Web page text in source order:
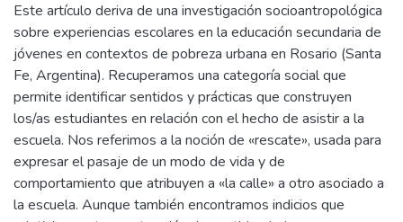
Este artículo deriva de una investigación socioantropológica
sobre experiencias escolares en la educación secundaria de
jóvenes en contextos de pobreza urbana en Rosario (Santa
Fe, Argentina). Recuperamos una categoría social que
permite identificar sentidos y prácticas que construyen
los/as estudiantes en relación con el hecho de asistir a la
escuela. Nos referimos a la noción de «rescate», usada para
expresar el pasaje de un modo de vida y de
comportamiento que atribuyen a «la calle» a otro asociado a
la escuela. Aunque también encontramos indicios que